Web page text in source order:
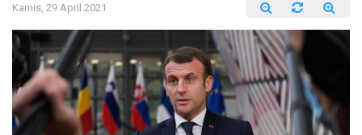
Kamis, 29 April 2021